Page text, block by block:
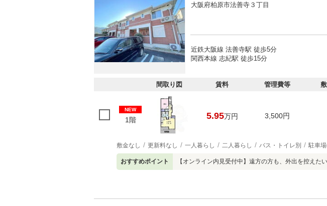
大阪府柏原市法善寺３丁目
近鉄大阪線 法善寺駅 徒歩5分
関西本線 志紀駅 徒歩15分
間取り図 賃料 管理費等
NEW
1階 5.95万円 3,500円
敷金なし 更新料なし 一人暮らし 二人暮らし バス・トイレ別 駐車
おすすめポイント 【オンライン内見受付中】遠方の方も、外出を控えた